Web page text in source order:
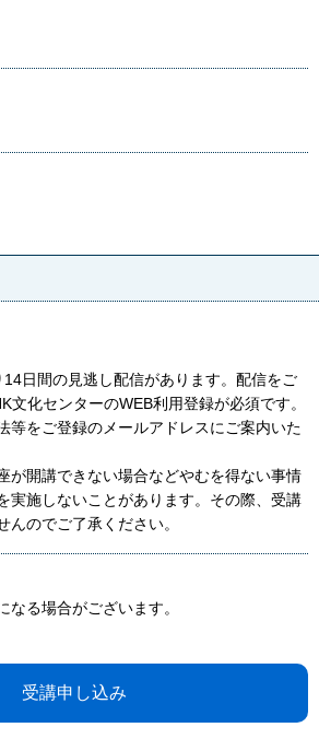
日間の見逃し配信があります。配信をご
文化センターのWEB利用登録が必須です。
等をご登録のメールアドレスにご案内いた
が開講できない場合などやむを得ない事情
実施しないことがあります。その際、受講
んのでご了承ください。
なる場合がございます。
受講申し込み